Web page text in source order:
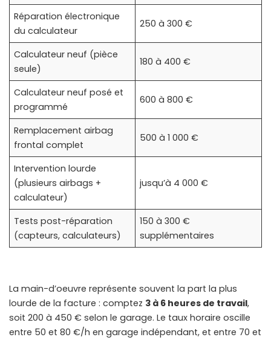
Réparation électronique
du calculateur
250 à 300 €
Calculateur neuf (pièce
seule)
180 à 400 €
Calculateur neuf posé et
programmé
600 à 800 €
Remplacement airbag
frontal complet
500 à 1 000 €
Intervention lourde
(plusieurs airbags +
calculateur)
jusqu’à 4 000 €
Tests post-réparation
(capteurs, calculateurs)
150 à 300 €
supplémentaires
La main-d’oeuvre représente souvent la part la plus
lourde de la facture : comptez 3 à 6 heures de travail,
soit 200 à 450 € selon le garage. Le taux horaire oscille
entre 50 et 80 €/h en garage indépendant, et entre 70 et